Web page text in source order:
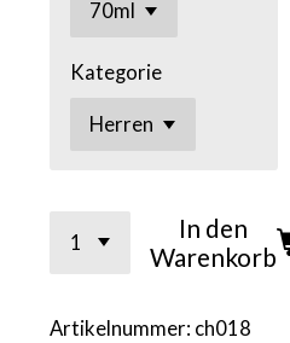
Kategorie
In den
Warenkorb
Artikelnummer: ch018